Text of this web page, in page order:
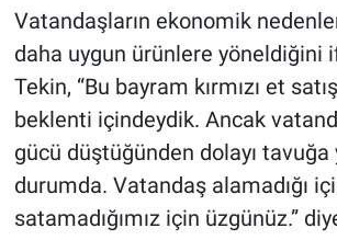
Vatandaşların ekonomik
daha uygun ürünlere yöneldiğini
Tekin, “Bu bayram kırmızı et
beklenti içindeydik. Ancak
gücü düştüğünden dolayı
durumda. Vatandaş alamadığı
satamadığımız için üzgünüz.”